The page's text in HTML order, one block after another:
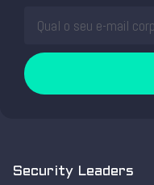
Security Leaders